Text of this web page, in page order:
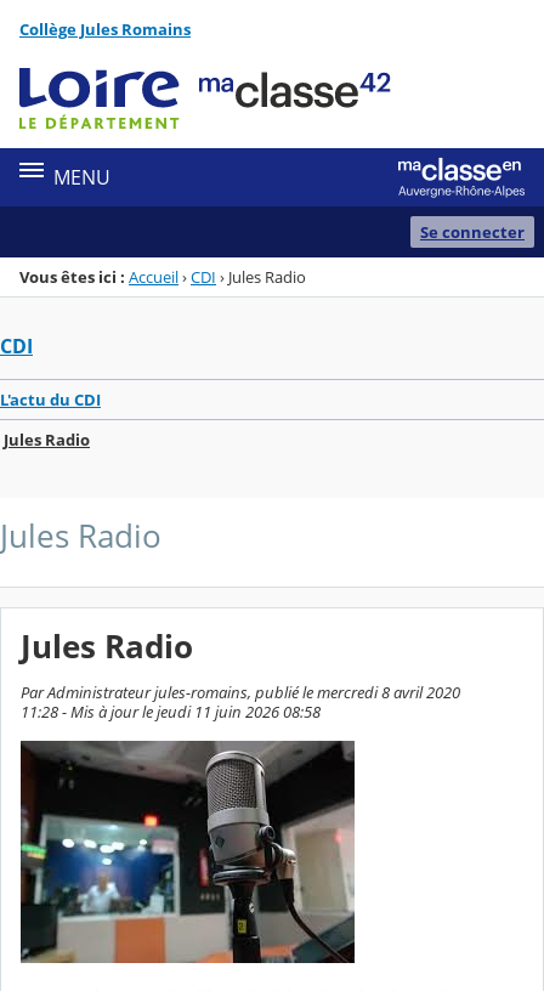
Menu de la rubrique
Contenu
Collège Jules Romains
MENU
Se connecter
Vous êtes ici : Accueil›CDI › Jules Radio
CDI
L'actu du CDI
Jules Radio
Jules Radio
Jules Radio
Par Administrateur jules-romains, publié le mercredi 8 avril 2020
11:28 - Mis à jour le jeudi 11 juin 2026 08:58